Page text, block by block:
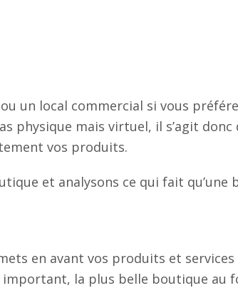
un local commercial si vous
physique mais virtuel, il s’agit
vos produits.
et analysons ce qui fait qu’une
en avant vos produits et services
la plus belle boutique au